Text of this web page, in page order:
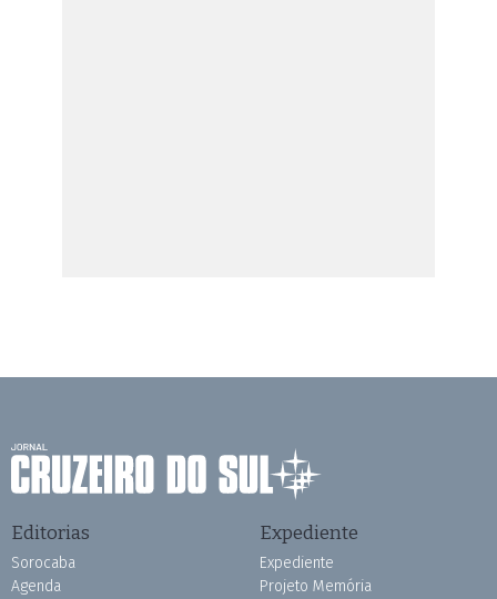
Editorias
Sorocaba
Agenda
Expediente
Expediente
Projeto Memória